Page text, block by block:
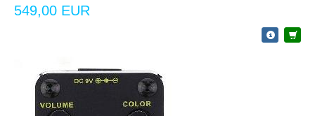
549,00 EUR